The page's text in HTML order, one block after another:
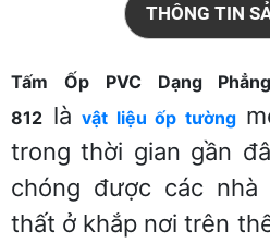
THÔNG TIN
Tấm Ốp PVC Dạng
812 làvật liệu ốp tường
trong thời gian gần
chóng được các
thất ở khắp nơi trên